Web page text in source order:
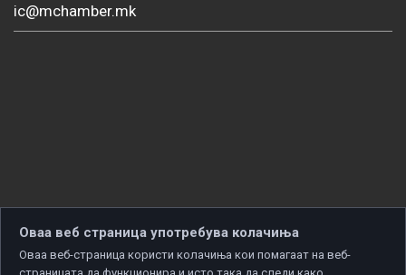
ic@mchamber.mk
Оваа веб страница употребува колачиња
Оваа веб-страница користи колачиња кои помагаат на веб-